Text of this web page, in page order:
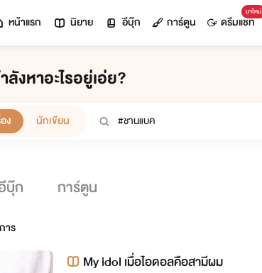
หน้าแรก นิยาย อีบุ๊ก การ์ตูน
มาใหม่
ดรีมแชท
ลังหาอะไรอยู่เอ่ย?
ง นักเขียน
บุ๊ก การ์ตูน
าร
My idol เมื่อไอดอลคือสามีผม